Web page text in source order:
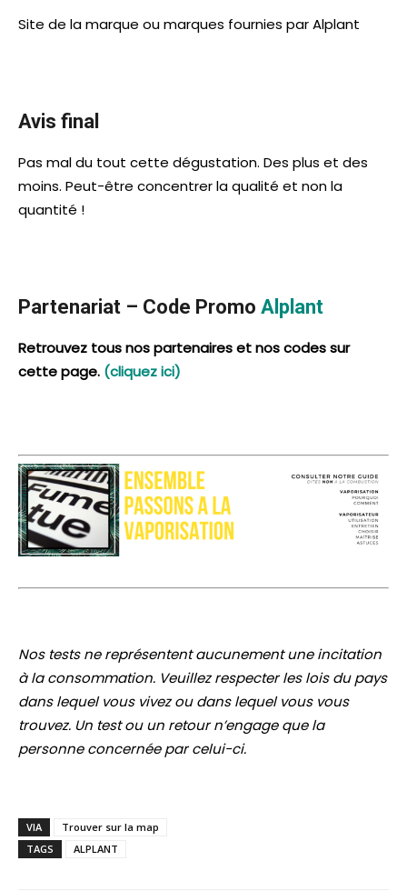
Site de la marque ou marques fournies par Alplant
Avis final
Pas mal du tout cette dégustation. Des plus et des
moins. Peut-être concentrer la qualité et non la
quantité !
Partenariat – Code Promo Alplant
Retrouvez tous nos partenaires et nos codes sur
cette page. (cliquez ici)
Nos tests ne représentent aucunement une incitation
à la consommation. Veuillez respecter les lois du pays
dans lequel vous vivez ou dans lequel vous vous
trouvez. Un test ou un retour n’engage que la
personne concernée par celui-ci.
VIA
Trouver sur la map
TAGS
ALPLANT